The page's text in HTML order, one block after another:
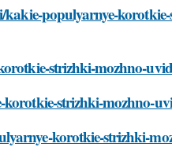
populyarnye-
strizhki-mozhno-
strizhki-mozhno-
korotkie-strizhki-